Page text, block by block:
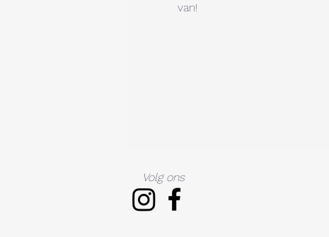
van!
Volg ons